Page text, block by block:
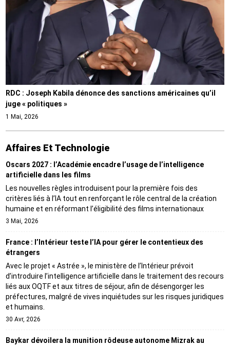
RDC : Joseph Kabila dénonce des sanctions américaines qu’il
juge « politiques »
1 Mai, 2026
Affaires Et Technologie
Oscars 2027 : l’Académie encadre l’usage de l’intelligence
artificielle dans les films
Les nouvelles règles introduisent pour la première fois des
critères liés à l’IA tout en renforçant le rôle central de la création
humaine et en réformant l’éligibilité des films internationaux
3 Mai, 2026
France : l’Intérieur teste l’IA pour gérer le contentieux des
étrangers
Avec le projet « Astrée », le ministère de l’Intérieur prévoit
d’introduire l’intelligence artificielle dans le traitement des recours
liés aux OQTF et aux titres de séjour, afin de désengorger les
préfectures, malgré de vives inquiétudes sur les risques juridiques
et humains.
30 Avr, 2026
Baykar dévoilera la munition rôdeuse autonome Mizrak au